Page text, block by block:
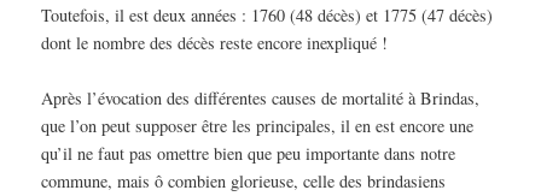
Toutefois, il est deux années : 1760 (48 décès) et 1775 (47 décès)
dont le nombre des décès reste encore inexpliqué !
Après l’évocation des différentes causes de mortalité à Brindas,
que l’on peut supposer être les principales, il en est encore une
qu’il ne faut pas omettre bien que peu importante dans notre
commune, mais ô combien glorieuse, celle des brindasiens